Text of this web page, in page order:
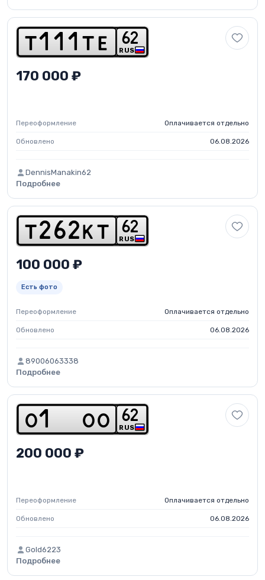
t1 1 1 t e RUS
62
170 000 ₽
Переоформление Оплачивается отдельно
Обновлено 06.08.2026
DennisManakin62
Подробнее
t 2 6 2 k t RUS
62
100 000 ₽
Есть фото
Переоформление Оплачивается отдельно
Обновлено 06.08.2026
89006063338
Подробнее
o1 o o RUS
62
200 000 ₽
Переоформление Оплачивается отдельно
Обновлено 06.08.2026
Gold6223
Подробнее